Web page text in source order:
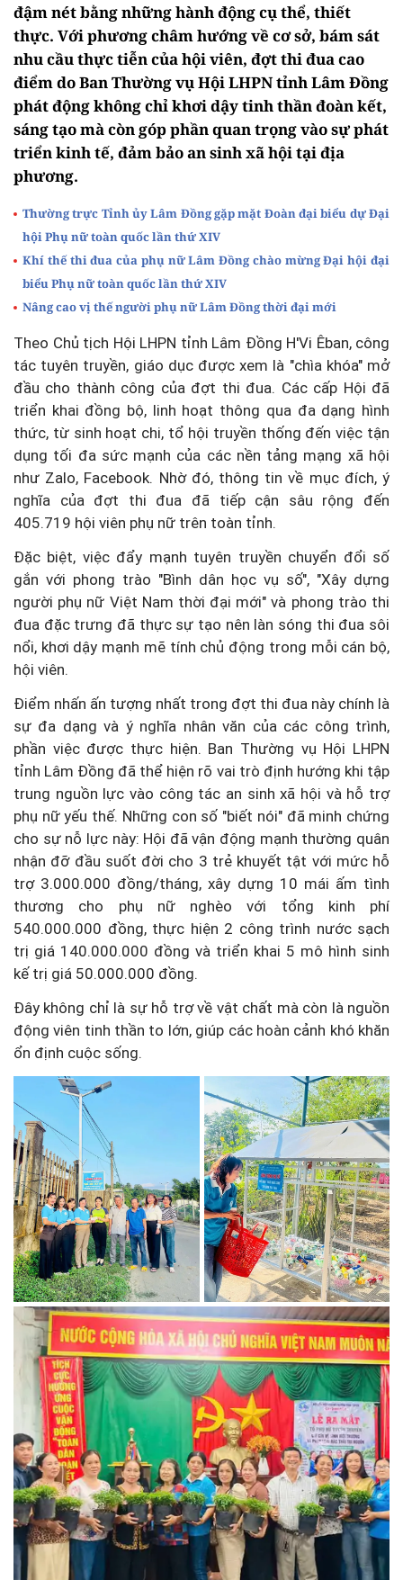
đậm nét bằng những hành động cụ thể, thiết
thực. Với phương châm hướng về cơ sở, bám sát
nhu cầu thực tiễn của hội viên, đợt thi đua cao
điểm do Ban Thường vụ Hội LHPN tỉnh Lâm Đồng
phát động không chỉ khơi dậy tinh thần đoàn kết,
sáng tạo mà còn góp phần quan trọng vào sự phát
triển kinh tế, đảm bảo an sinh xã hội tại địa
phương.
Thường trực Tỉnh ủy Lâm Đồng gặp mặt Đoàn đại biểu dự Đại
hội Phụ nữ toàn quốc lần thứ XIV
Khí thế thi đua của phụ nữ Lâm Đồng chào mừng Đại hội đại
biểu Phụ nữ toàn quốc lần thứ XIV
Nâng cao vị thế người phụ nữ Lâm Đồng thời đại mới
Theo Chủ tịch Hội LHPN tỉnh Lâm Đồng H'Vi Êban, công
tác tuyên truyền, giáo dục được xem là "chìa khóa" mở
đầu cho thành công của đợt thi đua. Các cấp Hội đã
triển khai đồng bộ, linh hoạt thông qua đa dạng hình
thức, từ sinh hoạt chi, tổ hội truyền thống đến việc tận
dụng tối đa sức mạnh của các nền tảng mạng xã hội
như Zalo, Facebook. Nhờ đó, thông tin về mục đích, ý
nghĩa của đợt thi đua đã tiếp cận sâu rộng đến
405.719 hội viên phụ nữ trên toàn tỉnh.
Đặc biệt, việc đẩy mạnh tuyên truyền chuyển đổi số
gắn với phong trào "Bình dân học vụ số", "Xây dựng
người phụ nữ Việt Nam thời đại mới" và phong trào thi
đua đặc trưng đã thực sự tạo nên làn sóng thi đua sôi
nổi, khơi dậy mạnh mẽ tính chủ động trong mỗi cán bộ,
hội viên.
Điểm nhấn ấn tượng nhất trong đợt thi đua này chính là
sự đa dạng và ý nghĩa nhân văn của các công trình,
phần việc được thực hiện. Ban Thường vụ Hội LHPN
tỉnh Lâm Đồng đã thể hiện rõ vai trò định hướng khi tập
trung nguồn lực vào công tác an sinh xã hội và hỗ trợ
phụ nữ yếu thế. Những con số "biết nói" đã minh chứng
cho sự nỗ lực này: Hội đã vận động mạnh thường quân
nhận đỡ đầu suốt đời cho 3 trẻ khuyết tật với mức hỗ
trợ 3.000.000 đồng/tháng, xây dựng 10 mái ấm tình
thương cho phụ nữ nghèo với tổng kinh phí
540.000.000 đồng, thực hiện 2 công trình nước sạch
trị giá 140.000.000 đồng và triển khai 5 mô hình sinh
kế trị giá 50.000.000 đồng.
Đây không chỉ là sự hỗ trợ về vật chất mà còn là nguồn
động viên tinh thần to lớn, giúp các hoàn cảnh khó khăn
ổn định cuộc sống.